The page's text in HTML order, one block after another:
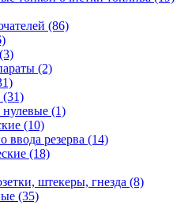
(86)
(2)
(1)
(10)
ввода резерва (14)
(18)
штекеры, гнезда (8)
(35)